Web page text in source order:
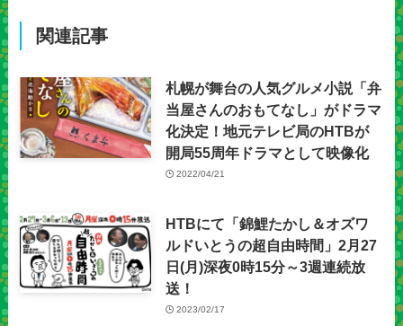
関連記事
札幌が舞台の人気グルメ小説「弁
当屋さんのおもてなし」がドラマ
化決定！地元テレビ局のHTBが
開局55周年ドラマとして映像化
2022/04/21
HTBにて「錦鯉たかし＆オズワ
ルドいとうの超自由時間」2月27
日(月)深夜0時15分～3週連続放
送！
2023/02/17